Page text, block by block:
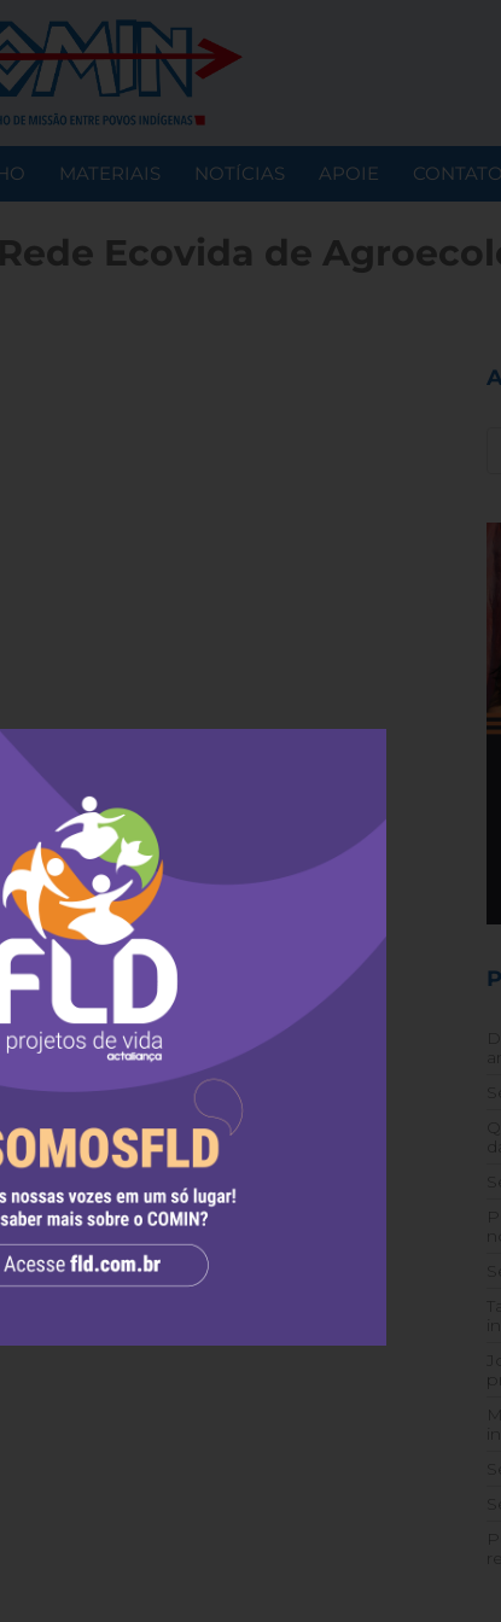
MATERIAIS NOTÍCIAS APOIE CONTATO
Ecovida de